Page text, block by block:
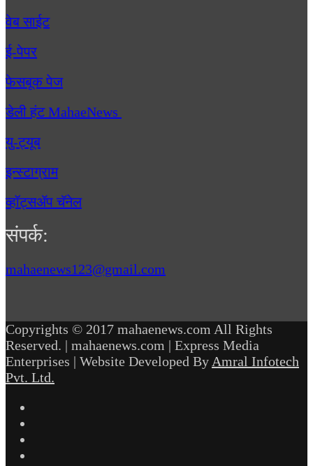
वेब साईट
ई-पेपर
फेसबूक पेज
डेली हंट MahaeNews
यु-ट्यूब
इन्स्टाग्राम
व्हॉट्सॲप चॅनेल
संपर्क:
mahaenews123@gmail.com
Copyrights © 2017 mahaenews.com All Rights
Reserved. | mahaenews.com | Express Media
Enterprises | Website Developed By Amral Infotech
Pvt. Ltd.